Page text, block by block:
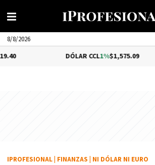
8/8/2026
1%$1,575.09
IPROFESIONAL FINANZAS NI DÓLAR NI EURO